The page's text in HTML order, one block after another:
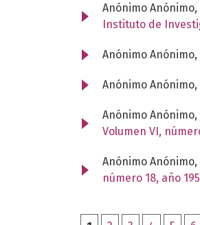
Anónimo Anónimo,
Instituto de
Anónimo Anónimo,
Anónimo Anónimo,
Anónimo Anónimo,
Volumen VI,
Anónimo Anónimo,
número 18, año